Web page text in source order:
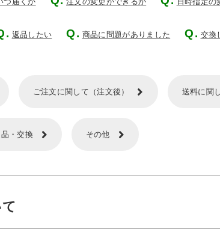
返品したい 商品に問題がありました 交換
ご注文に関して（注文後） 送料に関
・交換 その他